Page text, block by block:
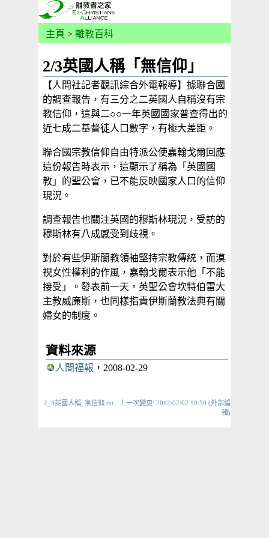
主頁 > 離教百科
2/3英國人稱「無信仰」
【人間社記者觀訊綜合外電報導】據聯合國
的調查報告，有三分之二英國人自稱沒有宗
教信仰，這與二○○一年英國國家普查得出的
近七成二基督徒人口數字，有極大差距。
聯合國宗教信仰自由特派公使嘉翰戈爾回應
這份報告時表示，這顯示了稱為「英國國
教」的聖公會，已不能反映國家人口的信仰
現況。
調查報告也關注英國的穆斯林現況，受訪的
穆斯林有八成感受到歧視。
對於有些伊斯蘭教領袖堅持宗教傳統，而漠
視女性權利的作風，嘉翰戈爾表示他「不能
接受」。發表前一天，英聖公會坎特伯雷大
主教威廉斯，也同樣指責伊斯蘭教法典有關
婦女的制度。
資料來源
人間福報 ，2008-02-29
2_3英國人稱_無信仰.txt · 上一次變更: 2012/02/02 10:50 (外部編
輯)